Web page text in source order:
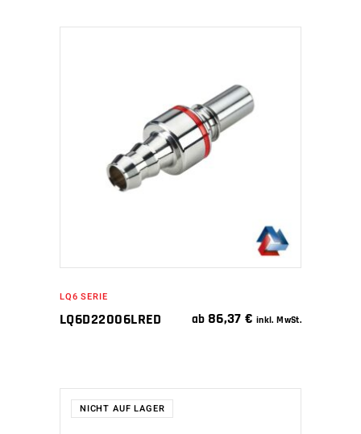
IN DEN WARENKORB
LQ6 SERIE
LQ6D22006LRED ab 86,37€ inkl. MwSt.
NICHT AUF LAGER